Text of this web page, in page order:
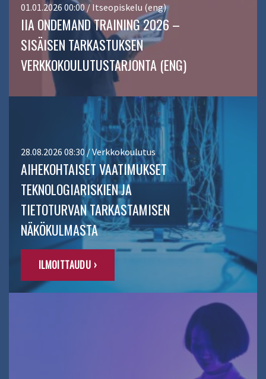
01.01.2026 00:00 / Itseopiskelu (eng)
IIA ONDEMAND TRAINING 2026 –
SISÄISEN TARKASTUKSEN
VERKKOKOULUTUSTARJONTA (ENG)
28.08.2026 08:30 / Verkkokoulutus
AIHEKOHTAISET VAATIMUKSET
TEKNOLOGIARISKIEN JA
TIETOTURVAN TARKASTAMISEN
NÄKÖKULMASTA
ILMOITTAUDU ›